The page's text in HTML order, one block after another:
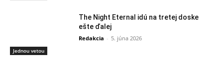
Jednou vetou
The Night Eternal idú na tretej doske
ešte ďalej
Redakcia - 5. júna 2026